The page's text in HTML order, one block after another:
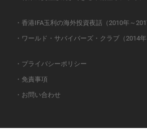
・香港IFA玉利の海外投資夜話（2010年～
・ワールド・サバイバーズ・クラブ（2014年
・プライバシーポリシー
・免責事項
・お問い合わせ